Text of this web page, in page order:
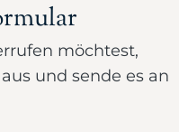
möchtest,
und sende es an